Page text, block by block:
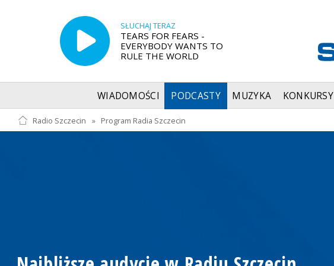
SŁUCHAJ TERAZ
TEARS FOR FEARS -
EVERYBODY WANTS TO
RULE THE WORLD
WIADOMOŚCI PODCASTY MUZYKA KONKURSY
Radio Szczecin » Program Radia Szczecin